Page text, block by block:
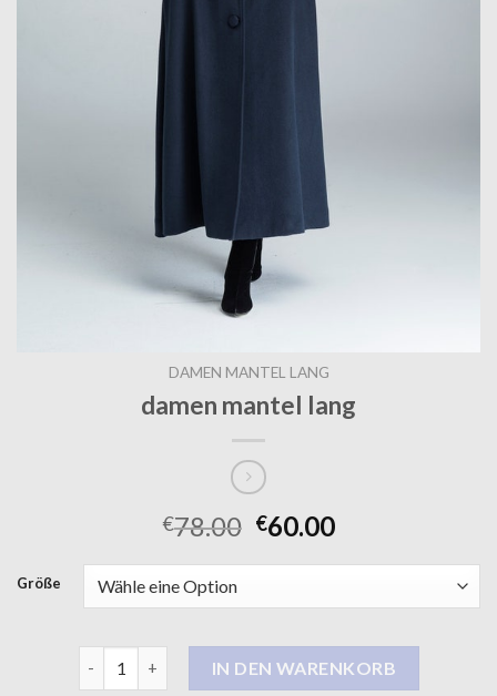
DAMEN MANTEL LANG
damen mantel lang
€78.00 €60.00
Größe
IN DEN WARENKORB